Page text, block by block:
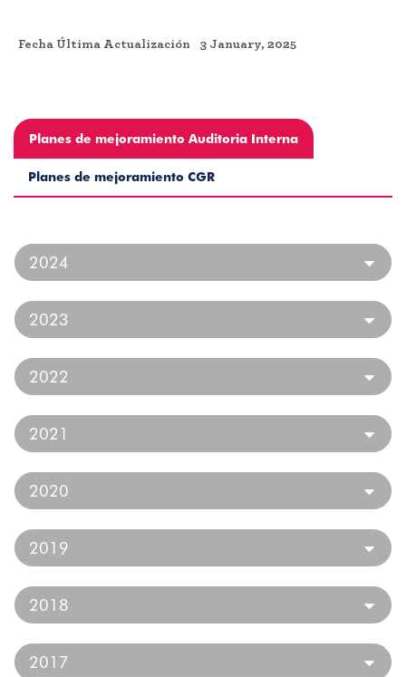
Fecha Última Actualización 3 January, 2025
Planes de mejoramiento Auditoria Interna
Planes de mejoramiento CGR
2024
2023
2022
2021
2020
2019
2018
2017